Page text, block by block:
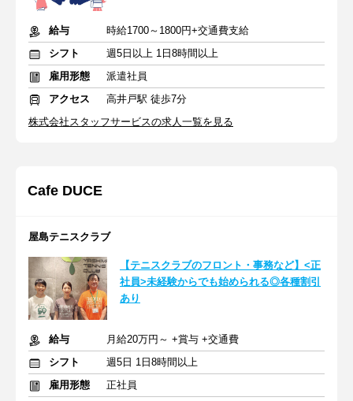
給与
時給1700～1800円+交通費支給
シフト
週5日以上 1日8時間以上
雇用形態
派遣社員
アクセス
高井戸駅 徒歩7分
株式会社スタッフサービスの求人一覧を見る
Cafe DUCE
屋島テニスクラブ
【テニスクラブのフロント・事務など】<正
社員>未経験からでも始められる◎各種割引
あり
給与
月給20万円～ +賞与 +交通費
シフト
週5日 1日8時間以上
雇用形態
正社員